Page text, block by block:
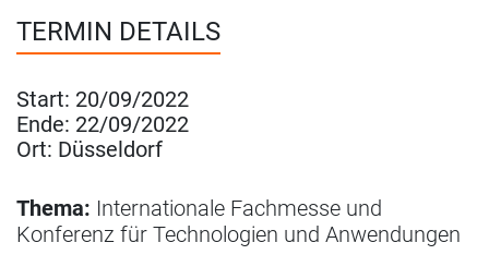
TERMIN DETAILS
Start: 20/09/2022
Ende: 22/09/2022
Ort: Düsseldorf
Thema: Internationale Fachmesse und
Konferenz für Technologien und Anwendungen